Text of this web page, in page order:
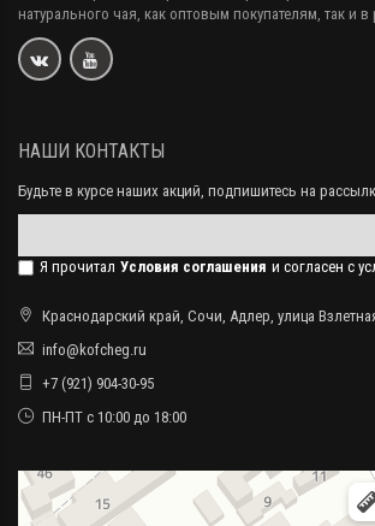
натурального чая, как оптовым покупателям, так и в
НАШИ КОНТАКТЫ
Будьте в курсе наших акций, подпишитесь на
Я прочитал Условия соглашения и согласен с
Краснодарский край, Сочи, Адлер, улица
info@kofcheg.ru
+7 (921) 904-30-95
ПН-ПТ с 10:00 до 18:00